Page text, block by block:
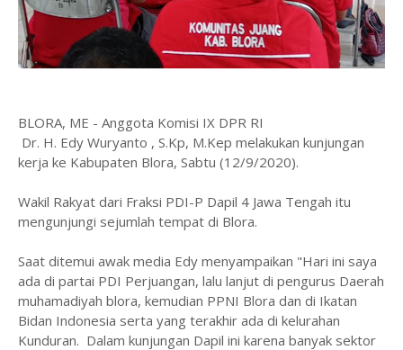
BLORA, ME - Anggota Komisi IX DPR RI
Dr. H. Edy Wuryanto , S.Kp, M.Kep melakukan kunjungan
kerja ke Kabupaten Blora, Sabtu (12/9/2020).
Wakil Rakyat dari Fraksi PDI-P Dapil 4 Jawa Tengah itu
mengunjungi sejumlah tempat di Blora.
Saat ditemui awak media Edy menyampaikan "Hari ini saya
ada di partai PDI Perjuangan, lalu lanjut di pengurus Daerah
muhamadiyah blora, kemudian PPNI Blora dan di Ikatan
Bidan Indonesia serta yang terakhir ada di kelurahan
Kunduran. Dalam kunjungan Dapil ini karena banyak sektor